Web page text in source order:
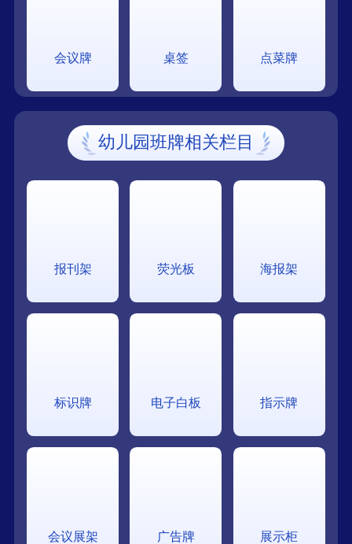
会议牌 桌签 点菜牌
幼儿园班牌相关栏目
报刊架 荧光板 海报架
标识牌 电子白板 指示牌
会议展架 广告牌 展示柜